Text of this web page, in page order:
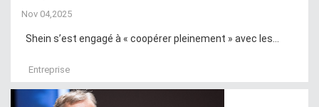
Nov 04,2025
Shein s’est engagé à « coopérer pleinement » avec les...
Entreprise